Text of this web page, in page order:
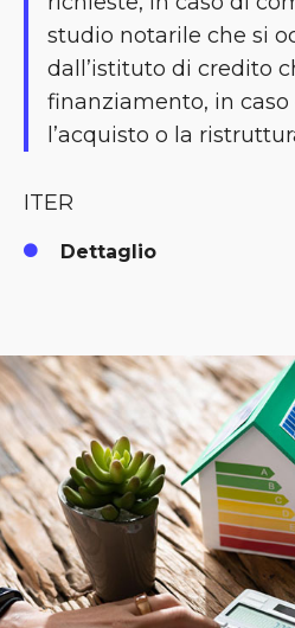
studio notarile che si
dall’istituto di credito
finanziamento, in
l’acquisto o la
ITER
Dettaglio